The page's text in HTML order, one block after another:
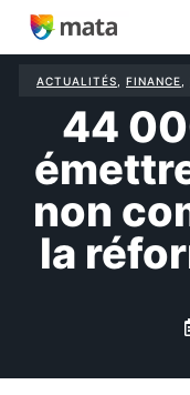
ACTUALITÉS FINANCE
44
non
la